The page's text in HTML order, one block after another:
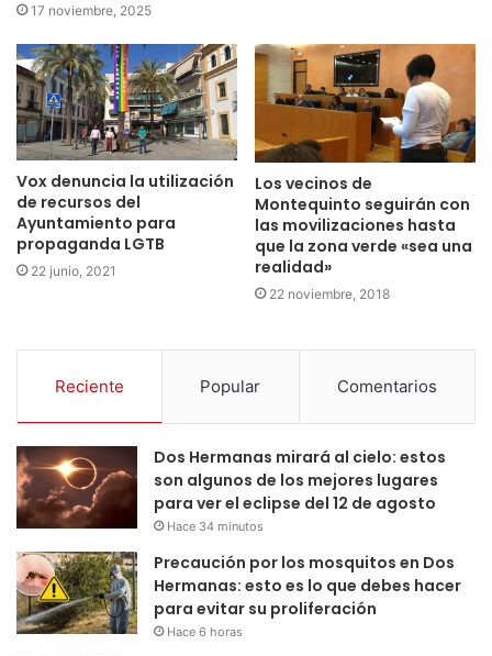
17 noviembre, 2025
Vox denuncia la utilización
de recursos del
Ayuntamiento para
propaganda LGTB
22 junio, 2021
Los vecinos de
Montequinto seguirán con
las movilizaciones hasta
que la zona verde «sea una
realidad»
22 noviembre, 2018
Reciente Popular Comentarios
Dos Hermanas mirará al cielo: estos
son algunos de los mejores lugares
para ver el eclipse del 12 de agosto
Hace 34 minutos
Precaución por los mosquitos en Dos
Hermanas: esto es lo que debes hacer
para evitar su proliferación
Hace 6 horas